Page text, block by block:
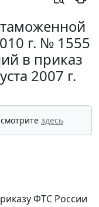
г. № 1555
в приказ
2007 г.
здесь
ФТС России